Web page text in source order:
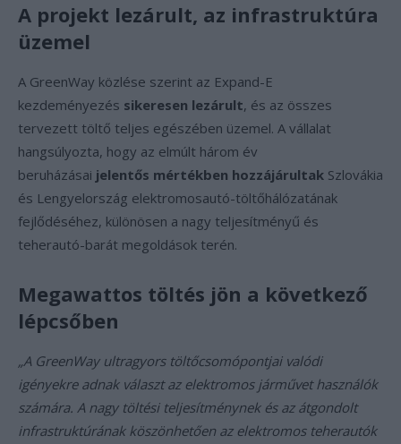
A projekt lezárult, az infrastruktúra
üzemel
A GreenWay közlése szerint az Expand-E
kezdeményezés sikeresen lezárult, és az összes
tervezett töltő teljes egészében üzemel. A vállalat
hangsúlyozta, hogy az elmúlt három év
beruházásai jelentős mértékben hozzájárultak Szlovákia
és Lengyelország elektromosautó-töltőhálózatának
fejlődéséhez, különösen a nagy teljesítményű és
teherautó-barát megoldások terén.
Megawattos töltés jön a következő
lépcsőben
„A GreenWay ultragyors töltőcsomópontjai valódi
igényekre adnak választ az elektromos járművet használók
számára. A nagy töltési teljesítménynek és az átgondolt
infrastruktúrának köszönhetően az elektromos teherautók